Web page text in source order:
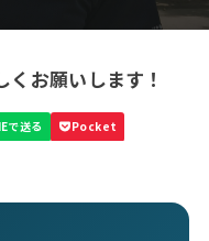
お願いします！